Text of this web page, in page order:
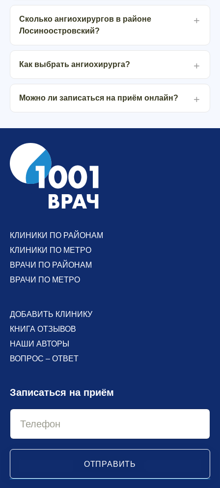
Сколько ангиохирургов в районе
Лосиноостровский?
Как выбрать ангиохирурга?
Можно ли записаться на приём онлайн?
КЛИНИКИ ПО РАЙОНАМ
КЛИНИКИ ПО МЕТРО
ВРАЧИ ПО РАЙОНАМ
ВРАЧИ ПО МЕТРО
ДОБАВИТЬ КЛИНИКУ
КНИГА ОТЗЫВОВ
НАШИ АВТОРЫ
ВОПРОС – ОТВЕТ
Записаться на приём
ОТПРАВИТЬ